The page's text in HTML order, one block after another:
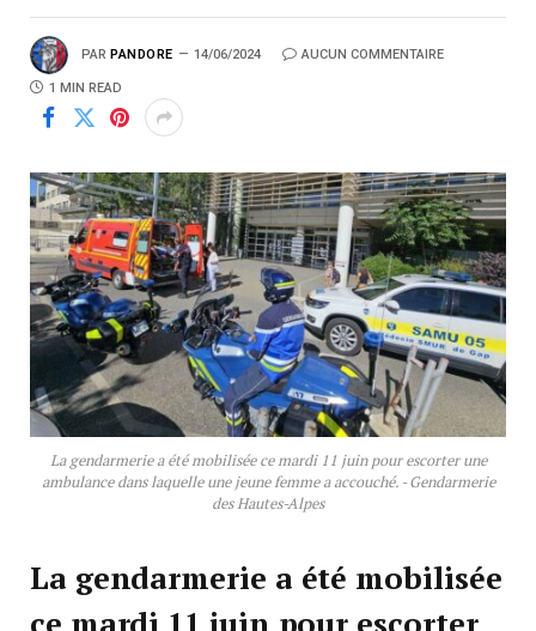
PAR PANDORE 14/06/2024 AUCUN COMMENTAIRE
1 MIN READ
La gendarmerie a été mobilisée ce mardi 11 juin pour escorter une
ambulance dans laquelle une jeune femme a accouché. - Gendarmerie
des Hautes-Alpes
La gendarmerie a été mobilisée